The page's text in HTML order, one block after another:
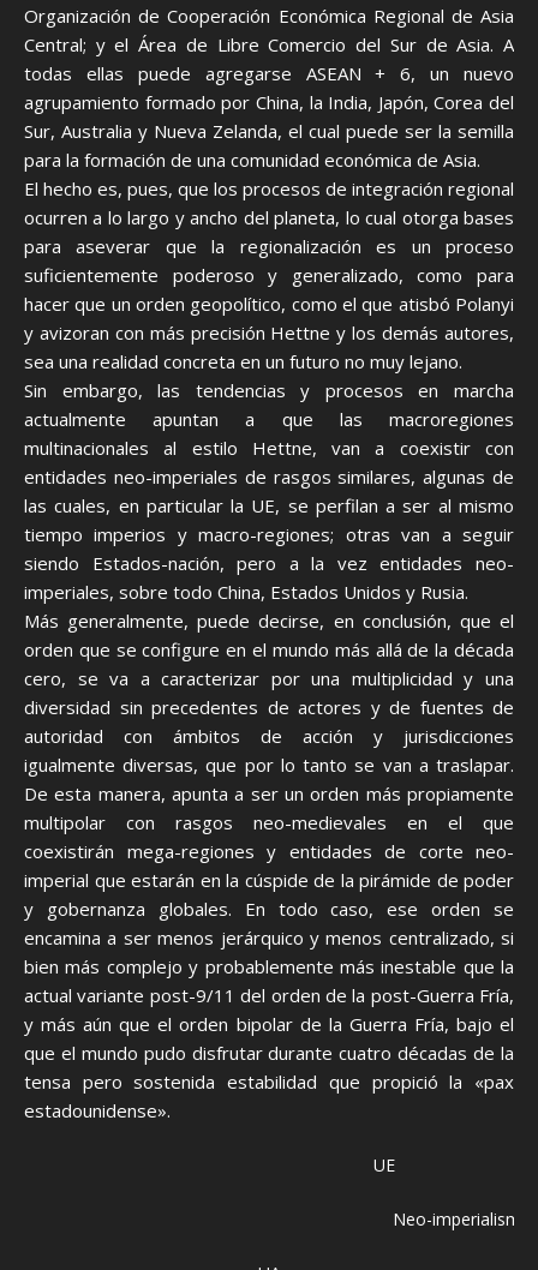
Organización de Cooperación Económica Regional de Asia
Central; y el Área de Libre Comercio del Sur de Asia. A
todas ellas puede agregarse ASEAN + 6, un nuevo
agrupamiento formado por China, la India, Japón, Corea del
Sur, Australia y Nueva Zelanda, el cual puede ser la semilla
para la formación de una comunidad económica de Asia.
El hecho es, pues, que los procesos de integración regional
ocurren a lo largo y ancho del planeta, lo cual otorga bases
para aseverar que la regionalización es un proceso
suficientemente poderoso y generalizado, como para
hacer que un orden geopolítico, como el que atisbó Polanyi
y avizoran con más precisión Hettne y los demás autores,
sea una realidad concreta en un futuro no muy lejano.
Sin embargo, las tendencias y procesos en marcha
actualmente apuntan a que las macroregiones
multinacionales al estilo Hettne, van a coexistir con
entidades neo-imperiales de rasgos similares, algunas de
las cuales, en particular la UE, se perfilan a ser al mismo
tiempo imperios y macro-regiones; otras van a seguir
siendo Estados-nación, pero a la vez entidades neo-
imperiales, sobre todo China, Estados Unidos y Rusia.
Más generalmente, puede decirse, en conclusión, que el
orden que se configure en el mundo más allá de la década
cero, se va a caracterizar por una multiplicidad y una
diversidad sin precedentes de actores y de fuentes de
autoridad con ámbitos de acción y jurisdicciones
igualmente diversas, que por lo tanto se van a traslapar.
De esta manera, apunta a ser un orden más propiamente
multipolar con rasgos neo-medievales en el que
coexistirán mega-regiones y entidades de corte neo-
imperial que estarán en la cúspide de la pirámide de poder
y gobernanza globales. En todo caso, ese orden se
encamina a ser menos jerárquico y menos centralizado, si
bien más complejo y probablemente más inestable que la
actual variante post-9/11 del orden de la post-Guerra Fría,
y más aún que el orden bipolar de la Guerra Fría, bajo el
que el mundo pudo disfrutar durante cuatro décadas de la
tensa pero sostenida estabilidad que propició la «pax
estadounidense».
UE
Neo-imperialismo